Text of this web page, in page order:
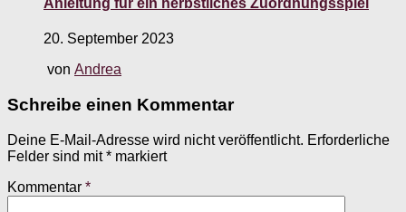
20. September 2023
von Andrea
Schreibe einen Kommentar
Deine E-Mail-Adresse wird nicht veröffentlicht. Erforderliche
Felder sind mit* markiert
Kommentar *